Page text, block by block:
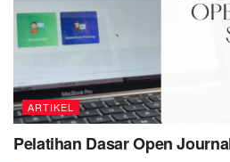
ARTIKEL
Pelatihan Dasar Open